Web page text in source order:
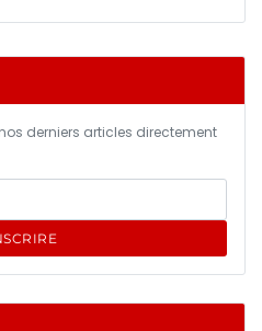
derniers articles directement